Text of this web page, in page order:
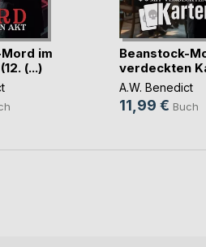
im
(...)
Beanstock-
verdeckten
A.W. Benedict
11,99 € Buch